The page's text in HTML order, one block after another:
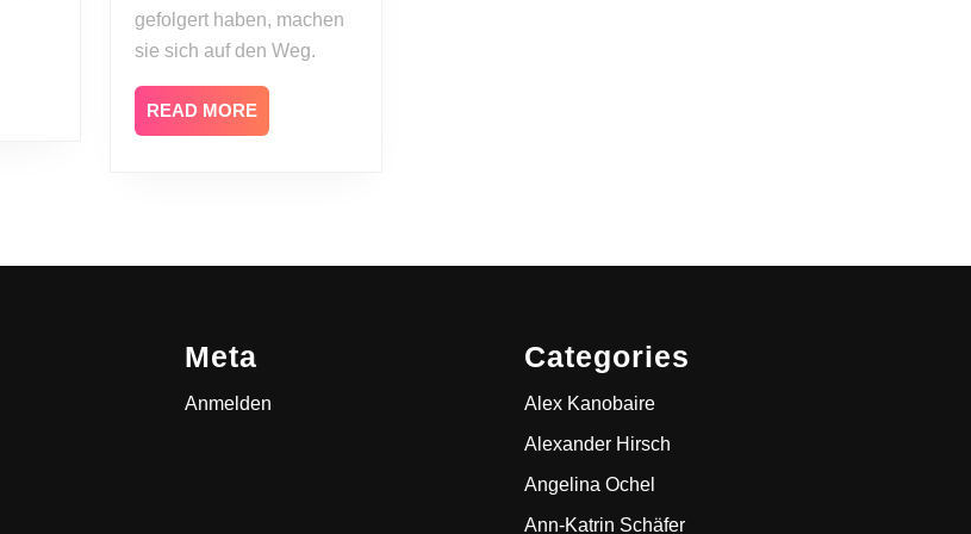
gefolgert haben, machen
sie sich auf den Weg.
READ MOREREAD
MORE
Meta
Anmelden
Categories
Alex Kanobaire
Alexander Hirsch
Angelina Ochel
Ann-Katrin Schäfer